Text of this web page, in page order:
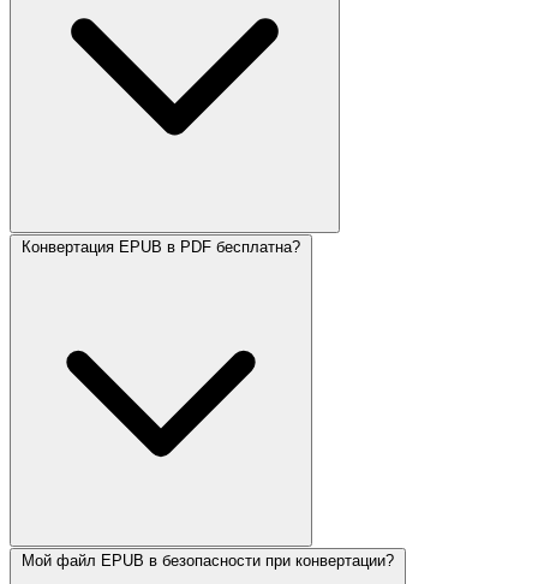
Конвертация EPUB в PDF бесплатна?
Мой файл EPUB в безопасности при конвертации?